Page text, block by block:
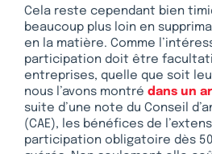
Cela reste cependant bien
beaucoup plus loin en
en la matière. Comme
participation doit être
entreprises, quelle que soit
nous l’avons montré dans un
suite d’une note du Conseil
(CAE), les bénéfices de
participation obligatoire dès